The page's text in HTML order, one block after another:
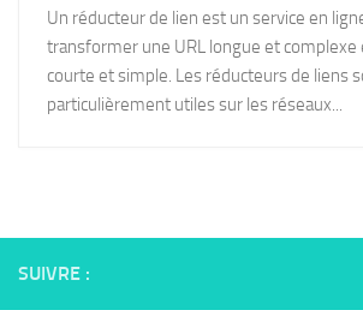
Un réducteur de lien est un service en
transformer une URL longue et complexe
courte et simple. Les réducteurs de liens
particulièrement utiles sur les réseaux...
SUIVRE :